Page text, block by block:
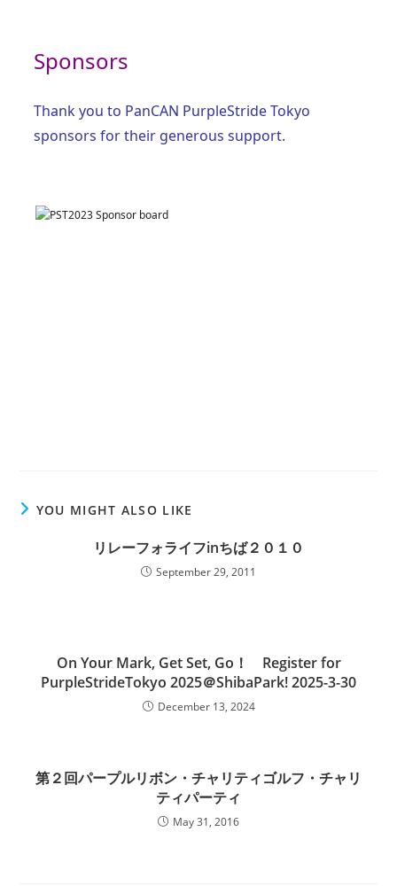
Sponsors
Thank you to PanCAN PurpleStride Tokyo
sponsors for their generous support.
YOU MIGHT ALSO LIKE
リレーフォライフinちば２０１０
September 29, 2011
On Your Mark, Get Set, Go！ Register for
PurpleStrideTokyo 2025＠ShibaPark! 2025-3-30
December 13, 2024
第２回パープルリボン・チャリティゴルフ・チャリ
ティパーティ
May 31, 2016